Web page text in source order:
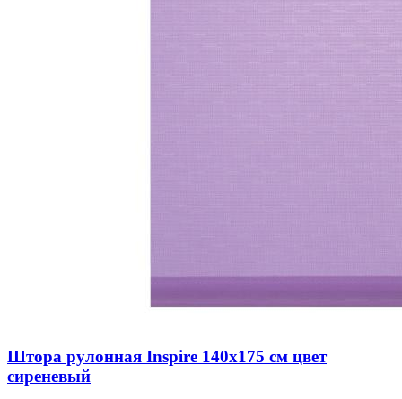
Штора рулонная Inspire 140х175 см цвет
сиреневый